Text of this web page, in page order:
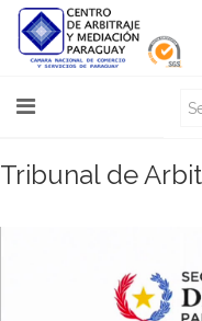
Tribunal de